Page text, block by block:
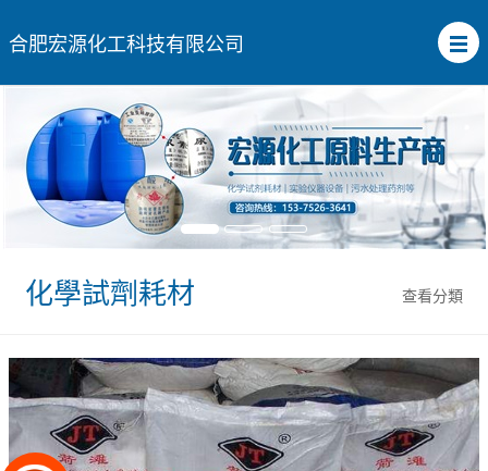
合肥宏源化工科技有限公司
查看分類
化學試劑耗材